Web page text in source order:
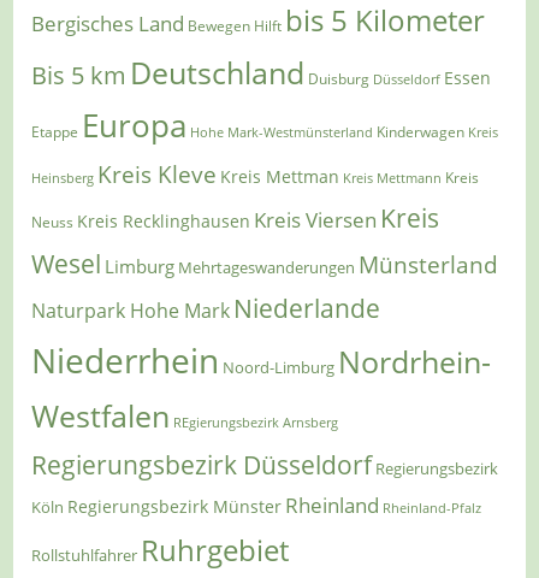
Bergisches Land Bewegen Hilft bis 5 Kilometer
Bis 5 km Deutschland Duisburg Düsseldorf Essen
Etappe Europa Hohe Mark-Westmünsterland Kinderwagen Kreis
Heinsberg Kreis Kleve Kreis Mettman Kreis Mettmann Kreis
Neuss Kreis Recklinghausen Kreis Viersen Kreis
Wesel Limburg Mehrtageswanderungen Münsterland
Naturpark Hohe Mark Niederlande
Niederrhein Noord-Limburg Nordrhein-
Westfalen REgierungsbezirk Arnsberg
Regierungsbezirk Düsseldorf Regierungsbezirk
Köln Regierungsbezirk Münster Rheinland Rheinland-Pfalz
Rollstuhlfahrer Ruhrgebiet